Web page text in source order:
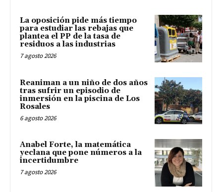
La oposición pide más tiempo
para estudiar las rebajas que
plantea el PP de la tasa de
residuos a las industrias
7 agosto 2026
Reaniman a un niño de dos años
tras sufrir un episodio de
inmersión en la piscina de Los
Rosales
6 agosto 2026
Anabel Forte, la matemática
yeclana que pone números a la
incertidumbre
7 agosto 2026